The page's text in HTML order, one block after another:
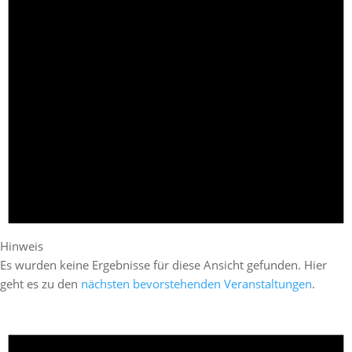
Hinweis
Es wurden keine Ergebnisse für diese Ansicht gefunden. Hier
geht es zu den nächsten bevorstehenden Veranstaltungen.